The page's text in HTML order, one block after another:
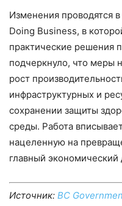
Изменения проводятся
Doing Business, в
практические решения
подчеркнуло, что меры
рост
инфраструктурных и
сохранении защиты
среды. Работа
нацеленную на
главный экономический
Источник: BC